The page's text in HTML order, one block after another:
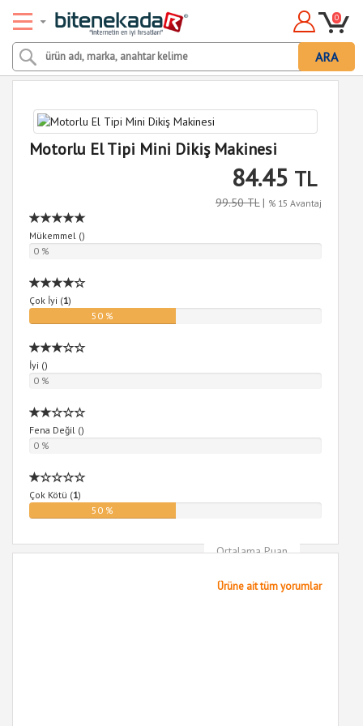
ARA
0
Motorlu El Tipi Mini Dikiş Makinesi
84.45 TL
99.50 TL| % 15 Avantaj
Mükemmel ()
0 %
Çok İyi (1)
50 %
İyi ()
0 %
Fena Değil ()
0 %
Çok Kötü (1)
50 %
Ortalama Puan
3
Ürüne ait tüm yorumlar